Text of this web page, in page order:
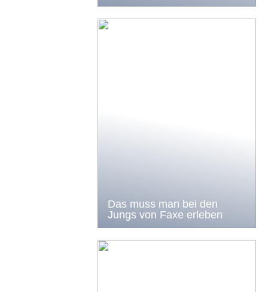
Das muss man bei den
Jungs von Faxe erleben